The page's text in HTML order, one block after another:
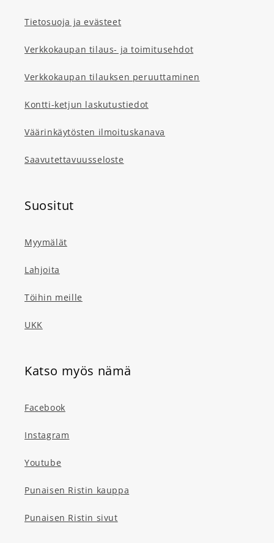
Tietosuoja ja evästeet
Verkkokaupan tilaus- ja toimitusehdot
Verkkokaupan tilauksen peruuttaminen
Kontti-ketjun laskutustiedot
Väärinkäytösten ilmoituskanava
Saavutettavuusseloste
Suositut
Myymälät
Lahjoita
Töihin meille
UKK
Katso myös nämä
Facebook
Instagram
Youtube
Punaisen Ristin kauppa
Punaisen Ristin sivut